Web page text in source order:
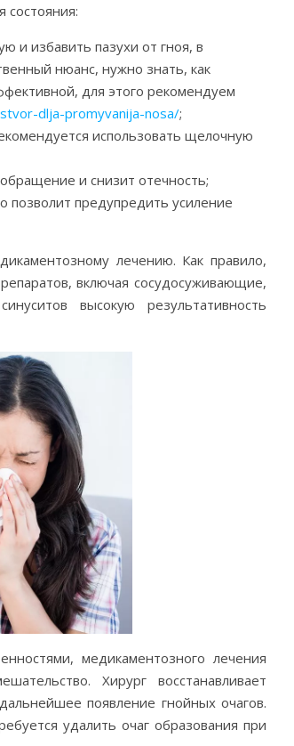
состояния:
и избавить пазухи от гноя, в
нюанс, нужно знать, как
для этого рекомендуем
dlja-promyvanija-nosa/;
использовать щелочную
и снизит отечность;
позволит предупредить усиление
лечению. Как правило,
включая сосудосуживающие,
высокую результативность
медикаментозного лечения
Хирург восстанавливает
появление гнойных очагов.
удалить очаг образования при